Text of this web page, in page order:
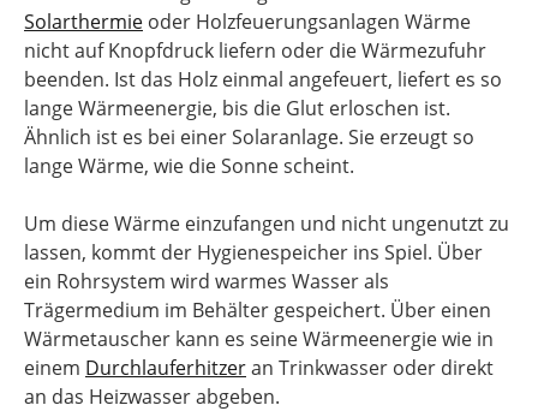
Solarthermie oder Holzfeuerungsanlagen Wärme
nicht auf Knopfdruck liefern oder die Wärmezufuhr
beenden. Ist das Holz einmal angefeuert, liefert es so
lange Wärmeenergie, bis die Glut erloschen ist.
Ähnlich ist es bei einer Solaranlage. Sie erzeugt so
lange Wärme, wie die Sonne scheint.
Um diese Wärme einzufangen und nicht ungenutzt zu
lassen, kommt der Hygienespeicher ins Spiel. Über
ein Rohrsystem wird warmes Wasser als
Trägermedium im Behälter gespeichert. Über einen
Wärmetauscher kann es seine Wärmeenergie wie in
einem Durchlauferhitzeran Trinkwasser oder direkt
an das Heizwasser abgeben.